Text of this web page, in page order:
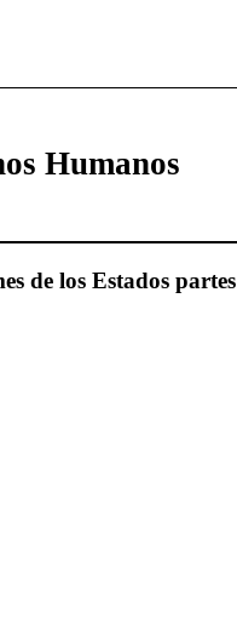
Humanos
de los Estados partes